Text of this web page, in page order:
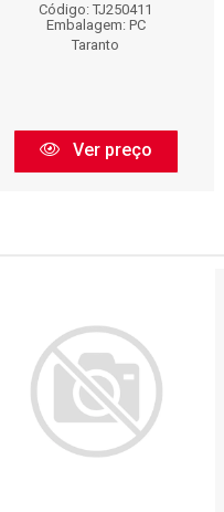
Código: TJ250411
Embalagem: PC
Taranto
Ver preço